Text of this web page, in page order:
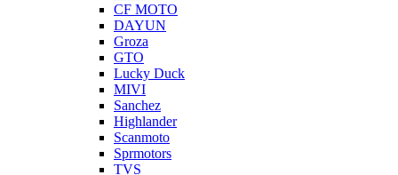
CF MOTO
DAYUN
Groza
GTO
Lucky Duck
MIVI
Sanchez
Highlander
Scanmoto
Sprmotors
TVS